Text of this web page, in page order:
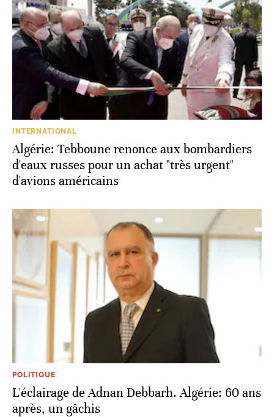
INTERNATIONAL
Algérie: Tebboune renonce aux bombardiers
d'eaux russes pour un achat "très urgent"
d'avions américains
POLITIQUE
L'éclairage de Adnan Debbarh. Algérie: 60 ans
après, un gâchis